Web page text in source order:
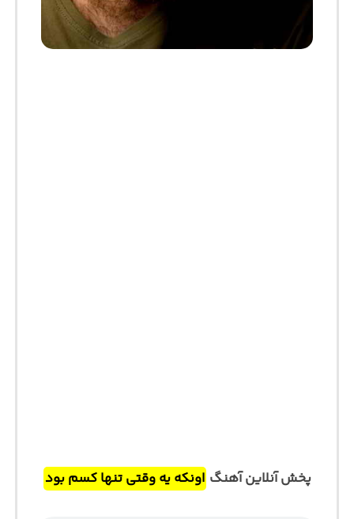
پخش آنلاین آهنگ اونکه یه وقتی تنها کسم بود